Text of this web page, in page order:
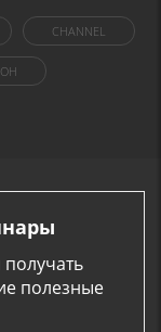
CHANNEL
полезные